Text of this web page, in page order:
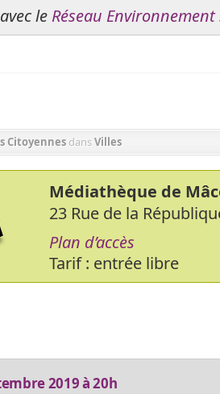
le Réseau Environnement
Citoyennes dansVilles
Médiathèque de
23 Rue de la
Plan d’accès
Tarif : entrée libre
2019 à 20h